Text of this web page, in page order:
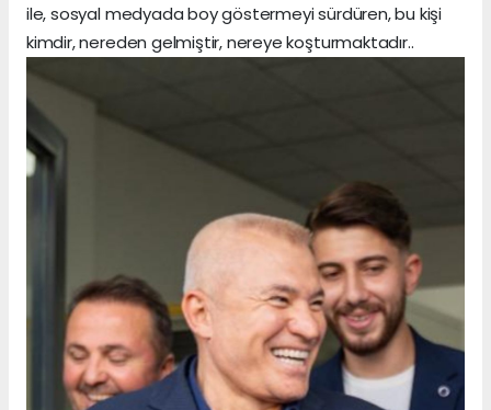
ile, sosyal medyada boy göstermeyi sürdüren, bu kişi
kimdir, nereden gelmiştir, nereye koşturmaktadır..